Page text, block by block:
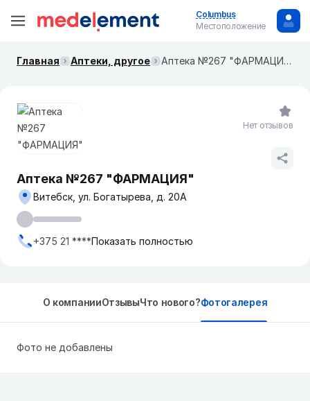
Columbus
Местоположение
Главная Аптеки, другое Аптека №267 "ФАРМАЦИЯ"
Аптека №267 "ФАРМАЦИЯ"
Витебск, ул. Богатырева, д. 20А
+375 21 ****Показать полностью
Нет отзывов
О компанииОтзывыЧто нового?Фотогалерея
Фото не добавлены